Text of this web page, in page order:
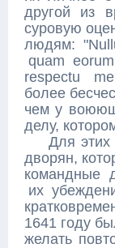
другой из
суровую
людям:
quam
respectu
более
чем у
делу,
Для этих
дворян,
командные
их
1641 году
желать